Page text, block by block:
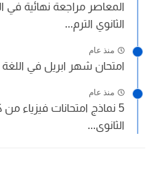
المعاصر مراجعة نهائية في
الثانوي الترم...
منذ عام
امتحان شهر ابريل في
منذ عام
5 نماذج امتحانات فيزياء
الثانوى...